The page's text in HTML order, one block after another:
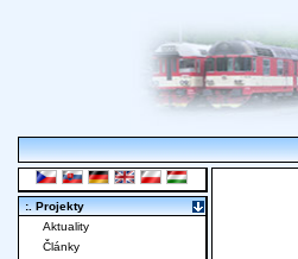
:. Projekty
Aktuality
Články